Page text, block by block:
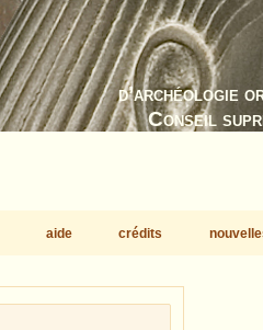
d’archéologie
Conseil
aide crédits